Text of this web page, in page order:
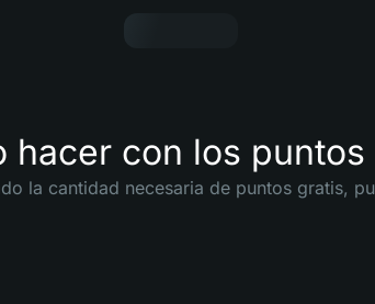
hacer con los
la cantidad necesaria de puntos gratis,